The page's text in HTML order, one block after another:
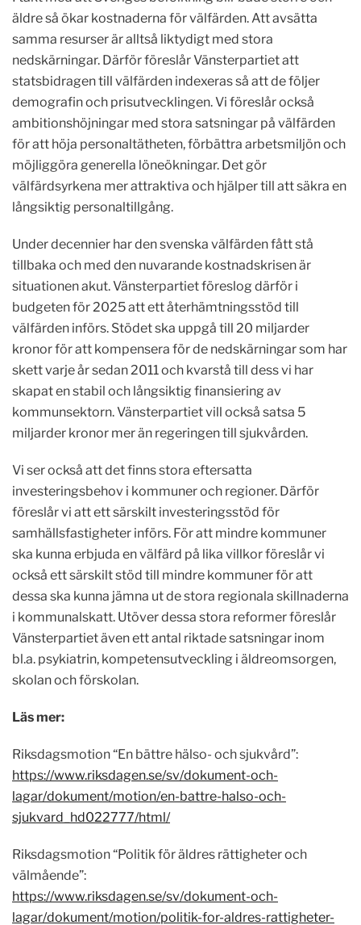
äldre så ökar kostnaderna för välfärden. Att avsätta
samma resurser är alltså liktydigt med stora
nedskärningar. Därför föreslår Vänsterpartiet att
statsbidragen till välfärden indexeras så att de följer
demografin och prisutvecklingen. Vi föreslår också
ambitionshöjningar med stora satsningar på välfärden
för att höja personaltätheten, förbättra arbetsmiljön och
möjliggöra generella löneökningar. Det gör
välfärdsyrkena mer attraktiva och hjälper till att säkra en
långsiktig personaltillgång.
Under decennier har den svenska välfärden fått stå
tillbaka och med den nuvarande kostnadskrisen är
situationen akut. Vänsterpartiet föreslog därför i
budgeten för 2025 att ett återhämtningsstöd till
välfärden införs. Stödet ska uppgå till 20 miljarder
kronor för att kompensera för de nedskärningar som har
skett varje år sedan 2011 och kvarstå till dess vi har
skapat en stabil och långsiktig finansiering av
kommunsektorn. Vänsterpartiet vill också satsa 5
miljarder kronor mer än regeringen till sjukvården.
Vi ser också att det finns stora eftersatta
investeringsbehov i kommuner och regioner. Därför
föreslår vi att ett särskilt investeringsstöd för
samhällsfastigheter införs. För att mindre kommuner
ska kunna erbjuda en välfärd på lika villkor föreslår vi
också ett särskilt stöd till mindre kommuner för att
dessa ska kunna jämna ut de stora regionala skillnaderna
i kommunalskatt. Utöver dessa stora reformer föreslår
Vänsterpartiet även ett antal riktade satsningar inom
bl.a. psykiatrin, kompetensutveckling i äldreomsorgen,
skolan och förskolan.
Läs mer:
Riksdagsmotion “En bättre hälso- och sjukvård”:
https://www.riksdagen.se/sv/dokument-och-
lagar/dokument/motion/en-battre-halso-och-
sjukvard_hd022777/html/
Riksdagsmotion “Politik för äldres rättigheter och
välmående”:
https://www.riksdagen.se/sv/dokument-och-
lagar/dokument/motion/politik-for-aldres-rattigheter-